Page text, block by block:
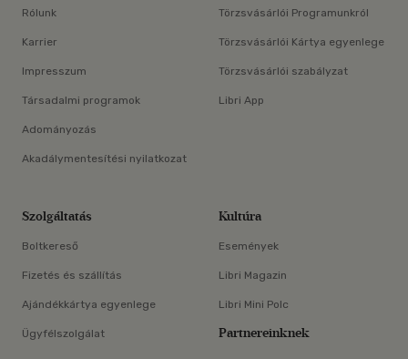
Rólunk
Karrier
Impresszum
Társadalmi programok
Adományozás
Akadálymentesítési nyilatkozat
Törzsvásárlói Programunkról
Törzsvásárlói Kártya egyenlege
Törzsvásárlói szabályzat
Libri App
Szolgáltatás
Boltkereső
Fizetés és szállítás
Ajándékkártya egyenlege
Ügyfélszolgálat
Kultúra
Események
Libri Magazin
Libri Mini Polc
Partnereinknek